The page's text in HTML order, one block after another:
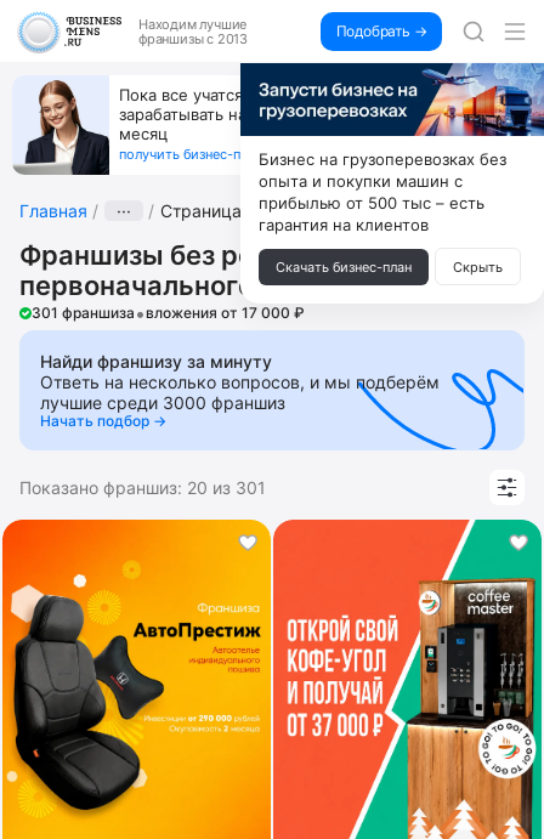
Находим лучшие
франшизы с 2013
Подобрать →
Пока все учатся пользоваться ИИ, вы можете
зарабатывать на их обучении по 500 тыс. каждый
месяц
получить бизнес-план ↓
Главная ··· Страница 2
Франшизы без роялти и
первоначального взноса
301 франшиза •вложения от 17 000 ₽
Найди франшизу за минуту
Ответь на несколько вопросов, и мы подберём
лучшие среди 3000 франшиз
Начать подбор →
Показано франшиз: 20 из 301
Бизнес на грузоперевозках без
опыта и покупки машин с
прибылью от 500 тыс – есть
гарантия на клиентов
Скачать бизнес-план Скрыть